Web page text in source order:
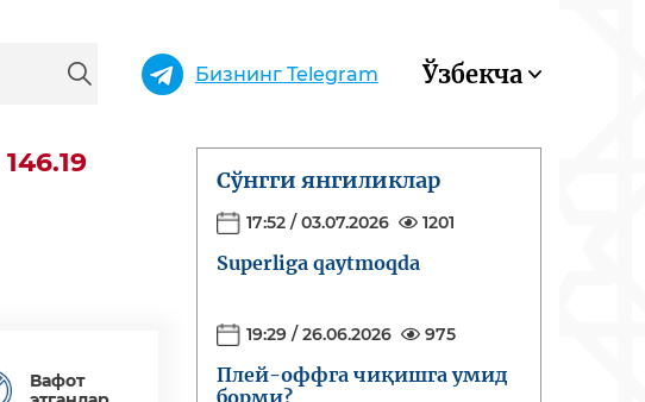
Бизнинг Telegram Ўзбекча
146.19
Вафот
Сўнгги янгиликлар
17:52 / 03.07.2026 1201
Superliga qaytmoqda
19:29 / 26.06.2026 975
Плей-оффга чиқишга умид
борми?